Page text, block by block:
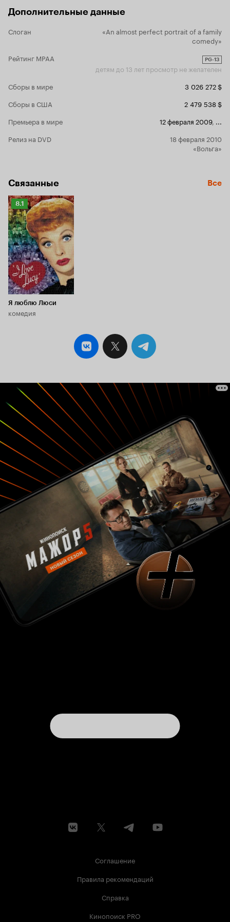
Дополнительные данные
Слоган
«An almost perfect portrait of a family
comedy»
Рейтинг MPAA
PG-13
детям до 13 лет просмотр не желателен
Сборы в мире
3 026 272 $
Сборы в США
2 479 538 $
Премьера в мире
12 февраля 2009,
Релиз на DVD
18 февраля 2010
«Вольга»
Связанные Все
Рейтинг
Кинопоиска
8.1
8.1
Я люблю Люси
комедия
Соглашение
Правила рекомендаций
Справка
Кинопоиск PRO